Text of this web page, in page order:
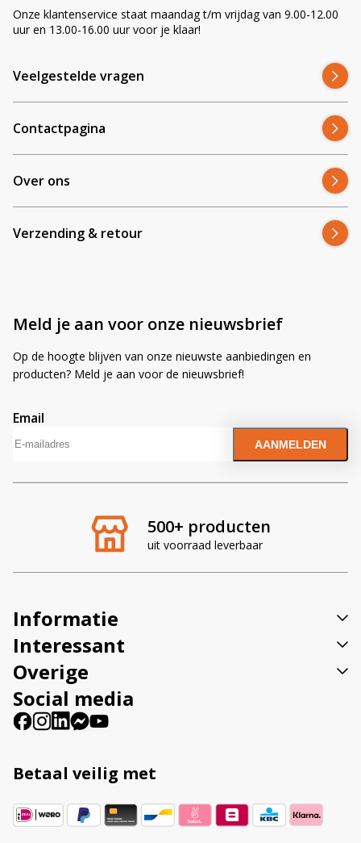
500+ producten
uit voorraad leverbaar
Onze klantenservice staat maandag t/m vrijdag van 9.00-12.00
uur en 13.00-16.00 uur voor je klaar!
Veelgestelde vragen
Contactpagina
Over ons
Verzending & retour
Meld je aan voor onze nieuwsbrief
Op de hoogte blijven van onze nieuwste aanbiedingen en
producten? Meld je aan voor de nieuwsbrief!
Email
A
t
:
Informatie
Interessant
Overige
Social media
Betaal veilig met